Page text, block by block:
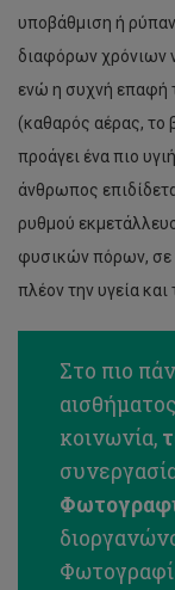
υποβάθμιση ή
διαφόρων χρόνιων
ενώ η συχνή επαφή
(καθαρός αέρας, το
προάγει ένα πιο
άνθρωπος
ρυθμού
φυσικών πόρων, σε
πλέον την υγεία και
Στο πιο
κοινωνία,